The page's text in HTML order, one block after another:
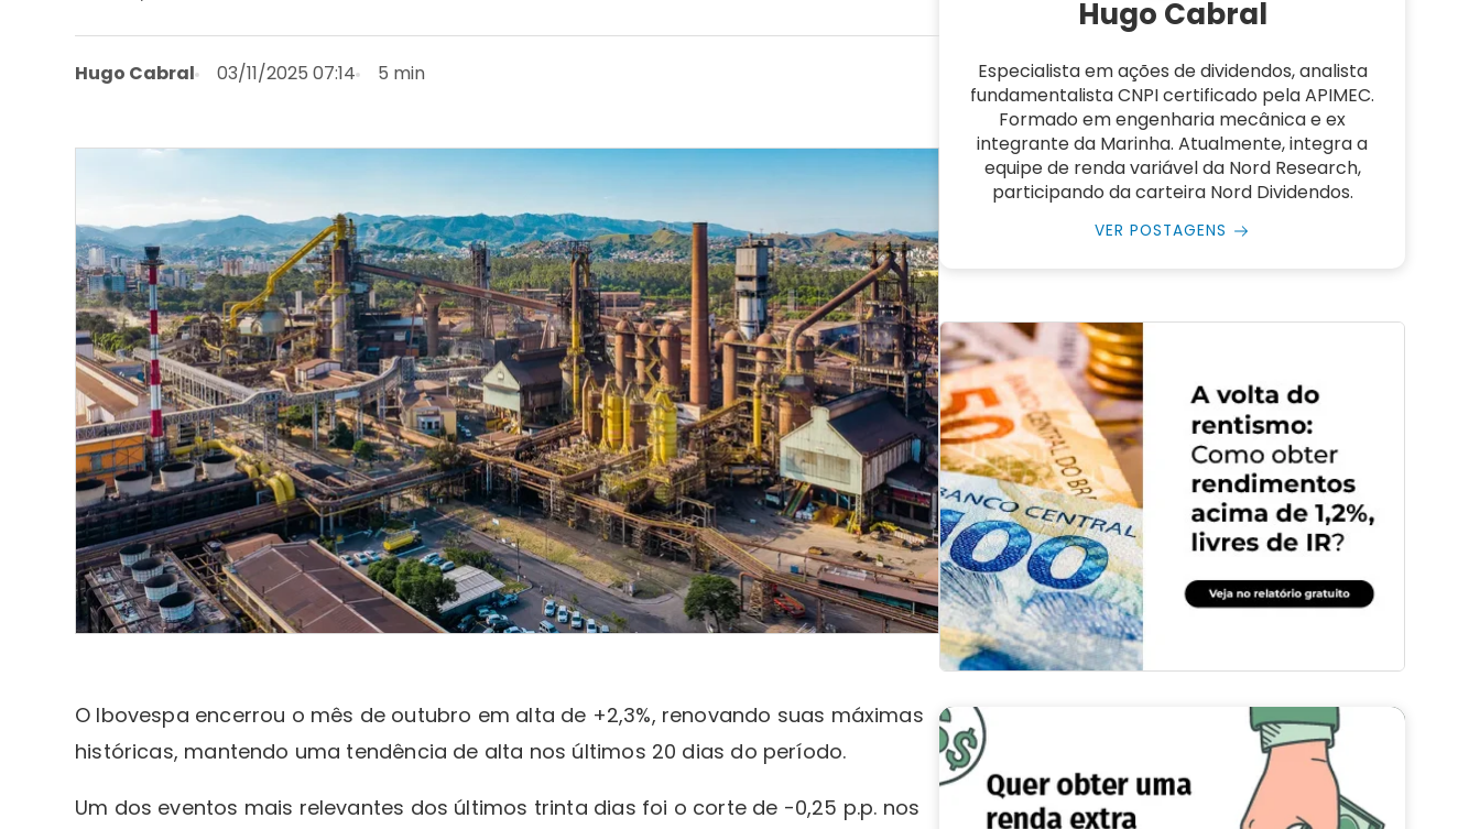
Hugo Cabral 03/11/2025 07:14 5 min
O Ibovespa encerrou o mês de outubro em alta de +2,3%, renovando suas máximas
históricas, mantendo uma tendência de alta nos últimos 20 dias do período.
Um dos eventos mais relevantes dos últimos trinta dias foi o corte de -0,25 p.p. nos
Hugo Cabral
Especialista em ações de dividendos, analista
fundamentalista CNPI certificado pela APIMEC.
Formado em engenharia mecânica e ex
integrante da Marinha. Atualmente, integra a
equipe de renda variável da Nord Research,
participando da carteira Nord Dividendos.
VER POSTAGENS